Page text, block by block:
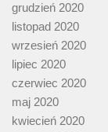
grudzień 2020
listopad 2020
wrzesień 2020
lipiec 2020
czerwiec 2020
maj 2020
kwiecień 2020